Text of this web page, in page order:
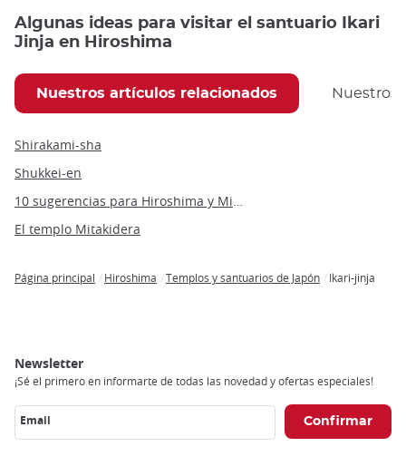
Algunas ideas para visitar el santuario Ikari
Jinja en Hiroshima
Nuestros artículos relacionados Nuestros
Shirakami-sha
Shukkei-en
10 sugerencias para Hiroshima y Miyajima por nuestro Travel Angel, Alexis
El templo Mitakidera
Página principal Hiroshima Templos y santuarios de Japón Ikari-jinja
Newsletter
¡Sé el primero en informarte de todas las novedad y ofertas especiales!
Email